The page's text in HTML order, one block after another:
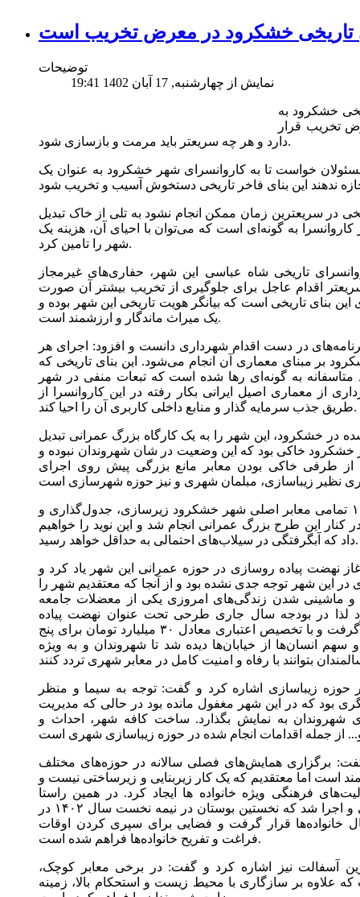
تاریخی خشکرود در معرض تخریب است
توضیحات
نمایش از چهارشنبه, 17 آبان 1402 19:41
خشکرود به
تخریب قرار
دارد و هر چه سریعتر باید مرمت و بازسازی شود.
خواست تا به کاروانسرای شهر خشکرود به عنوان یک
در سریعترین زمان ممکن انجام نشود به تلی از خاک تبدیل
به گونه‌ای است که می‌توان با احیای آن، هزینه یک
شهر را تامین کرد.
تاریخی شاه عباسی این شهر، حفاری‌های غیرمجاز
اقدام عاجل برای جلوگیری از تخریب بیشتر آن صورت
بنای تاریخی است که بیانگر هویت تاریخی این شهر بوده و
یک میراث ماندگار و ارزشمند است.
در دست اقدام شهرداری دانست و افزود: اجرای هر
بر مبنای معماری آن انجام می‌شود. این بنای تاریخی که
متاسفانه به گونه‌ای رها شده است که تبعات منفی در شهر
از معماری اصیل ایرانی بکار رفته در این کاروانسرا از
طریق جذب سرمایه گذار و منابع داخلی کاربری آن را احیا کند.
در خشکرود، این شهر را به یک کارگاه بزرگ عمرانی تبدیل
خاکی بود که این وضعیت در شان شهروندان نبوده و
از طرفی خاکی بودن معابر مانع بزرگی پیش روی اجرای
وی افزود: با آغاز نهضت آسفالت از سال ۱۴۰۰ تمامی معابر اصلی شهر خشکرود زیرسازی، جدول‌گذاری و
این طرح بزرگ عمرانی انجام شد و این نوید را خواهیم
داد که آبگرفتگی در سیلاب‌های احتمالی به حداقل خواهد رسید.
به عنوان سال آغاز نهضت پیاده روسازی در حوزه عمرانی این شهر یاد کرد و
این شهر توجه جدی نشده بود و از آنجا که معتقدیم شهر را
و ماشینی شدن زندگی‌های امروزی یکی از معضلات جامعه
لذا در بودجه سال جاری طرحی تحت عنوان نهضت پیاده
روسازی در شهرداری خشکرود مد نظر قرار گرفت و با تخصیص اعتباری معادل ۳۰ میلیارد تومان برای پنج
انسان‌ها از خیابان‌ها دیده شد تا شهروندان و به ویژه
زیباسازی اشاره کرد و گفت: توجه به سیما و منظر
بود که در این شهر مغفول مانده بود در حالی که مدیریت
به نمایش بگذارد. ساخت کافه شهر، احداث و
برگزاری همایش‌های فصلی سالانه در حوزه‌های مختلف
است اما معتقدیم که یک کار زیربنایی و زیرساختی نیست و
فرهنگی ویژه خانواده ها ایجاد کرد. در همین راستا
بوستان‌های محله‌محور در ابعاد کوچک طراحی و اجرا شد که نخستین بوستان در نیمه نخست سال ۱۴۰۲ در
خانواده‌ها قرار گرفت و فضایی برای سپری کردن اوقات
فراغت و تفریح خانواده‌ها فراهم شده است.
آسفالت نیز اشاره کرد و گفت: در برخی معابر کوچک،
علاوه بر سازگاری با محیط زیست و استحکام بالا، زمینه